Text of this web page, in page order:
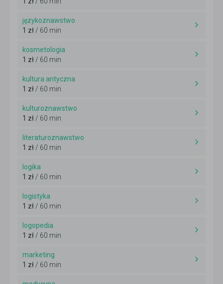
językoznawstwo
1 zł/ 60 min
kosmetologia
1 zł/ 60 min
kultura antyczna
1 zł/ 60 min
kulturoznawstwo
1 zł/ 60 min
literaturoznawstwo
1 zł/ 60 min
logika
1 zł/ 60 min
logistyka
1 zł/ 60 min
logopedia
1 zł/ 60 min
marketing
1 zł/ 60 min